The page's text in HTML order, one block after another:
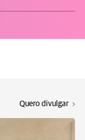
Quero divulgar